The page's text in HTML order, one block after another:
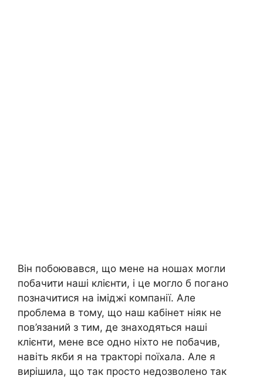
Він побоювався, що мене на ношах могли
побачити наші клієнти, і це могло б погано
позначитися на іміджі компанії. Але
проблема в тому, що наш кабінет ніяк не
пов’язаний з тим, де знаходяться наші
клієнти, мене все одно ніхто не побачив,
навіть якби я на тракторі поїхала. Але я
вирішила, що так просто недозволено так